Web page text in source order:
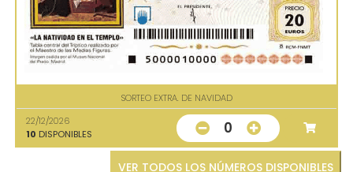
SORTEO EXTRA. DE NAVIDAD
22/12/2026
10 DISPONIBLES 0
VER TODOS LOS NÚMEROS DISPONIBLES